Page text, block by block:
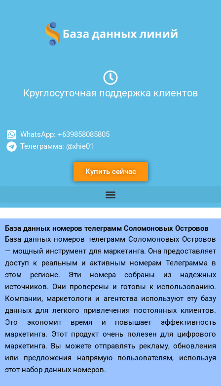
содержимому
Круглосуточная поддержка клиентов
WhatsApp: +639858085805
Телеграмма: @xhie01
Купить сейчас
База данных номеров телеграмм Соломоновых Островов
База данных номеров телеграмм Соломоновых Островов
— мощный инструмент для маркетинга. Она предоставляет
доступ к реальным и активным номерам Телеграмма в
этом регионе. Эти номера собраны из надежных
источников. Они проверены и готовы к использованию.
Компании, маркетологи и агентства используют эту базу
данных для легкого привлечения постоянных клиентов.
Это экономит время и повышает эффективность
маркетинга. Этот продукт очень полезен для цифрового
маркетинга. Вы можете отправлять рекламу, обновления
или предложения напрямую пользователям, используя
этот набор данных номеров.